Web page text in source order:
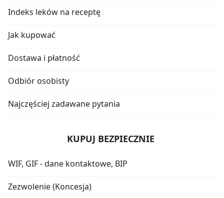
Indeks leków na receptę
Jak kupować
Dostawa i płatność
Odbiór osobisty
Najczęściej zadawane pytania
KUPUJ BEZPIECZNIE
WIF, GIF - dane kontaktowe, BIP
Zezwolenie (Koncesja)